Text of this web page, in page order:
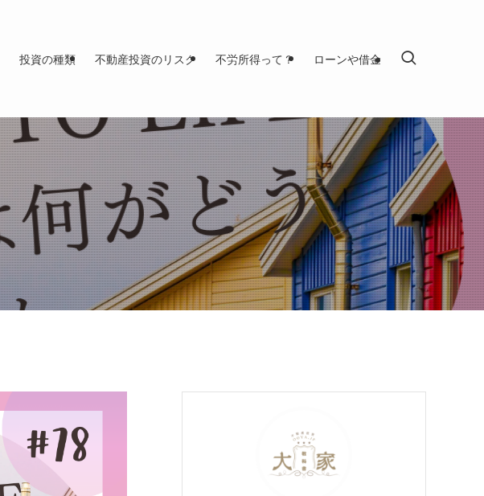
投資の種類 不動産投資のリスク 不労所得って？ ローンや借金